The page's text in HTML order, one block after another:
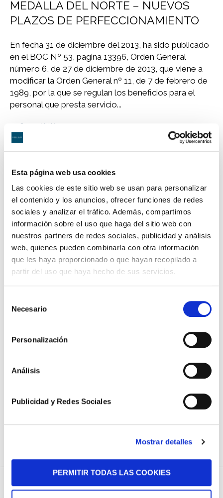
Esta página web usa cookies
Las cookies de este sitio web se usan para personalizar
el contenido y los anuncios, ofrecer funciones de redes
sociales y analizar el tráfico. Además, compartimos
información sobre el uso que haga del sitio web con
nuestros partners de redes sociales, publicidad y análisis
web, quienes pueden combinarla con otra información
que les haya proporcionado o que hayan recopilado a
partir del uso que haya hecho de sus servicios.
Necesario
Personalización
Análisis
Publicidad y Redes Sociales
Mostrar detalles
PERMITIR TODAS LAS COOKIES
MEDALLA DEL NORTE – NUEVOS
PLAZOS DE PERFECCIONAMIENTO
En fecha 31 de diciembre del 2013, ha sido publicado
en el BOC Nº 53, pagina 13396, Orden General
número 6, de 27 de diciembre de 2013, que viene a
modificar la Orden General nº 11, de 7 de febrero de
1989, por la que se regulan los beneficios para el
personal que presta servicio...
Suarez Valdés
EnNovedades Jurídicas
ENTRADA
CONDENAN A DOS TENIENTES
CORONELES POR DENIGRAR A UN
SARGENTO Y MANIPULAR SU
CORREO ELECTRÓNICO
El Tribunal Militar Central los acusa de extralimitarse
sargento tenía una relación con una secretaria que
antes había estado con uno de ellos. EFE Madrid
Militar Central ha condenado a dos...
EnAcoso,Novedades Jurídicas